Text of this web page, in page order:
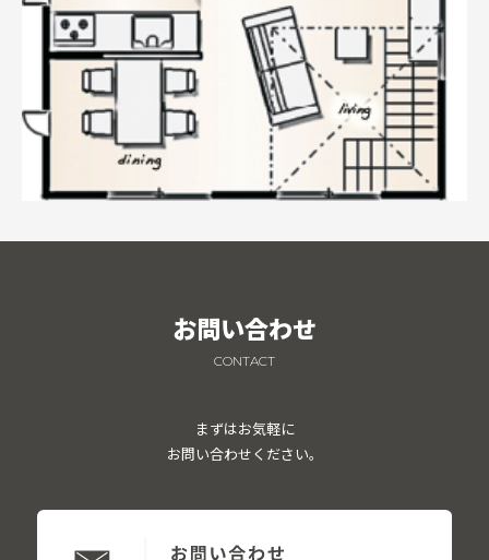
お問い合わせ
CONTACT
まずはお気軽に
お問い合わせください。